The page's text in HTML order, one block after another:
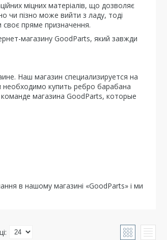
міцних матеріалів, що дозволяє
чи пізно може вийти з ладу, тоді
пряме призначення.
магазину GoodParts, який завжди
Наш магазин специализируется на
купить ребро барабана
магазина GoodParts, которые
в нашому магазині «GoodParts» і ми